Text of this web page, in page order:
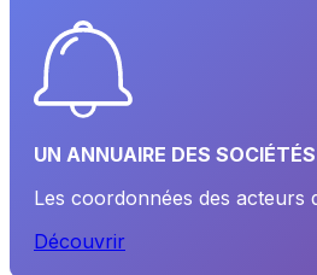
UN ANNUAIRE DES SOCIÉTÉS
Les coordonnées des acteurs
Découvrir